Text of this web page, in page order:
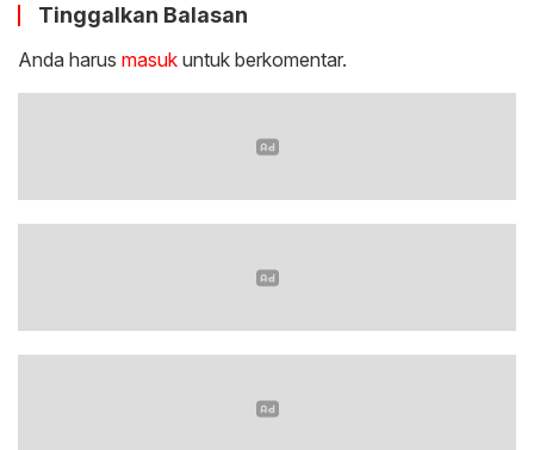
Tinggalkan Balasan
Anda harus masuk untuk berkomentar.